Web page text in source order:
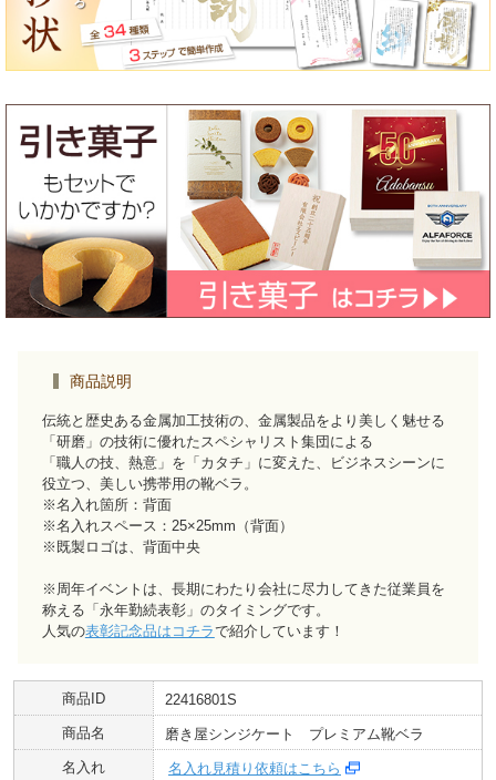
商品説明
伝統と歴史ある金属加工技術の、金属製品をより美しく魅せる
「研磨」の技術に優れたスペシャリスト集団による
「職人の技、熱意」を「カタチ」に変えた、ビジネスシーンに
役立つ、美しい携帯用の靴ベラ。
※名入れ箇所：背面
※名入れスペース：25×25mm（背面）
※既製ロゴは、背面中央
※周年イベントは、長期にわたり会社に尽力してきた従業員を
称える「永年勤続表彰」のタイミングです。
人気の表彰記念品はコチラで紹介しています！
商品ID
22416801S
商品名
磨き屋シンジケート プレミアム靴ベラ
名入れ
名入れ見積り依頼はこちら